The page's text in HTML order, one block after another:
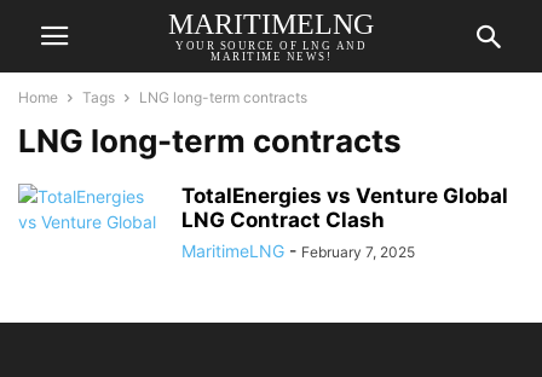
MARITIMELNG
YOUR SOURCE OF LNG AND
MARITIME NEWS!
Home Tags LNG long-term contracts
LNG long-term contracts
TotalEnergies vs Venture Global
LNG Contract Clash
MaritimeLNG - February 7, 2025